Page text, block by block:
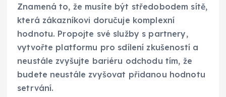
Znamená to, že musíte být středobodem sítě,
která zákazníkovi doručuje komplexní
hodnotu. Propojte své služby s partnery,
vytvořte platformu pro sdílení zkušeností a
neustále zvyšujte bariéru odchodu tím, že
budete neustále zvyšovat přidanou hodnotu
setrvání.